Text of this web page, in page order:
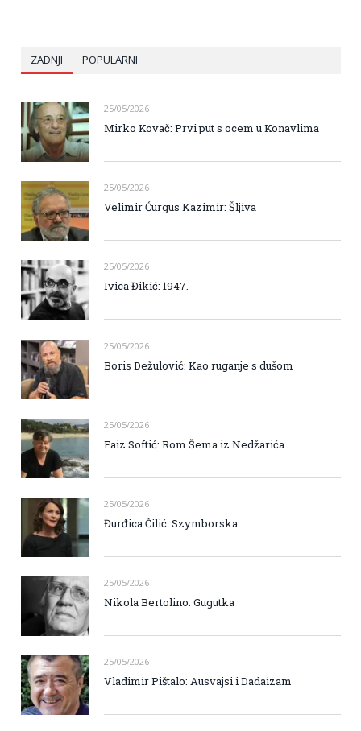
ZADNJI POPULARNI
25/05/2026
Mirko Kovač: Prvi put s ocem u Konavlima
25/05/2026
Velimir Ćurgus Kazimir: Šljiva
25/05/2026
Ivica Đikić: 1947.
25/05/2026
Boris Dežulović: Kao ruganje s dušom
25/05/2026
Faiz Softić: Rom Šema iz Nedžarića
25/05/2026
Đurđica Čilić: Szymborska
25/05/2026
Nikola Bertolino: Gugutka
25/05/2026
Vladimir Pištalo: Ausvajsi i Dadaizam